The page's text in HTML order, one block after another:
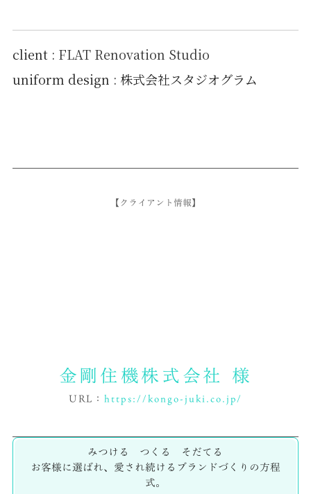
client : FLAT Renovation Studio
uniform design : 株式会社スタジオグラム
【クライアント情報】
金剛住機株式会社 様
URL：https://kongo-juki.co.jp/
みつける つくる そだてる
お客様に選ばれ、愛され続けるブランドづくりの方程
式。